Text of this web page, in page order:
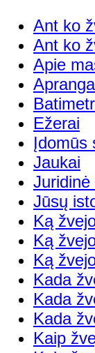
Ant ko
Ant ko
Apie
Apranga
Ežerai
Įdomūs
Jaukai
Juridinė
Jūsų
Ką
Ką
Ką
Kada
Kada
Kada
Kaip